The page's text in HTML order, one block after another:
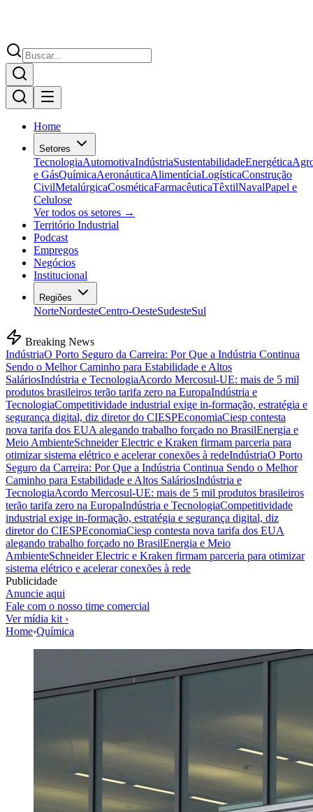
Home
Setores
TecnologiaAutomotivaIndústriaSustentabilidadeEnergética
e GásQuímicaAeronáuticaAlimentíciaLogísticaConstrução
CivilMetalúrgicaCosméticaFarmacêuticaTêxtilNavalPapel e
Celulose
Ver todos os setores →
Território Industrial
Podcast
Empregos
Negócios
Institucional
Regiões
NorteNordesteCentro-OesteSudesteSul
Breaking News
IndústriaO Porto Seguro da Carreira: Por Que a Indústria Continua
Sendo o Melhor Caminho para Estabilidade e Altos
SaláriosIndústria e TecnologiaAcordo Mercosul-UE: mais de 5 mil
produtos brasileiros terão tarifa zero na EuropaIndústria e
TecnologiaCompetitividade industrial exige in-formação, estratégia e
segurança digital, diz diretor do CIESPEconomiaCiesp contesta
nova tarifa dos EUA alegando trabalho forçado no BrasilEnergia e
Meio AmbienteSchneider Electric e Kraken firmam parceria para
otimizar sistema elétrico e acelerar conexões à redeIndústriaO Porto
Seguro da Carreira: Por Que a Indústria Continua Sendo o Melhor
Caminho para Estabilidade e Altos SaláriosIndústria e
TecnologiaAcordo Mercosul-UE: mais de 5 mil produtos brasileiros
terão tarifa zero na EuropaIndústria e TecnologiaCompetitividade
industrial exige in-formação, estratégia e segurança digital, diz
diretor do CIESPEconomiaCiesp contesta nova tarifa dos EUA
alegando trabalho forçado no BrasilEnergia e Meio
AmbienteSchneider Electric e Kraken firmam parceria para otimizar
sistema elétrico e acelerar conexões à rede
Publicidade
Anuncie aqui
Fale com o nosso time comercial
Ver mídia kit ›
Home›Química